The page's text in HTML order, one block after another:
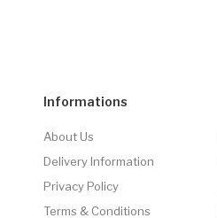
Informations
About Us
Delivery Information
Privacy Policy
Terms & Conditions